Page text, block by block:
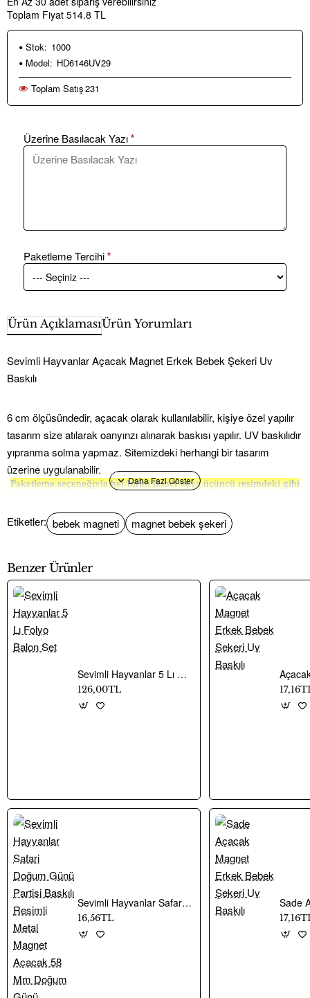
Toplam Fiyat 514.8 TL
Stok: 1000
Model: HD6146UV29
Toplam Satış231
Üzerine Basılacak Yazı
Paketleme Tercihi
Ürün AçıklamasıÜrün Yorumları
Sevimli Hayvanlar Açacak Magnet Erkek Bebek Şekeri Uv
Baskılı
6 cm ölçüsündedir, açacak olarak kullanılabilir, kişiye özel yapılır
tasarım size atılarak oanyınzı alınarak baskısı yapılır. UV baskılıdır
yıpranma solma yapmaz. Sitemizdeki herhangi bir tasarım
üzerine uygulanabilir.
Paketleme seçeneğiyle her birini ikinci veya üçüncü resimdeki gibi
süsü olarak kullanılabilir.
Tasarım size whatsapp üzerinden atılarak onayınız alınarak işlem
5.8 cm şık yıpranmaz
solmaz mıknatıslı açacaklı
magnet UV Baskı özel
günler ve her türlü etkinlik
Etiketler: bebek magneti magnet bebek şekeri
Benzer Ürünler
Sevimli Hayvanlar 5 Lı Folyo Balon Set
126,00TL
Sevimli Hayvanlar Safari Doğum Günü Partisi Baskılı Resimli Metal Magnet Açacak 58 Mm Doğum Günü Hediyesi
16,56TL